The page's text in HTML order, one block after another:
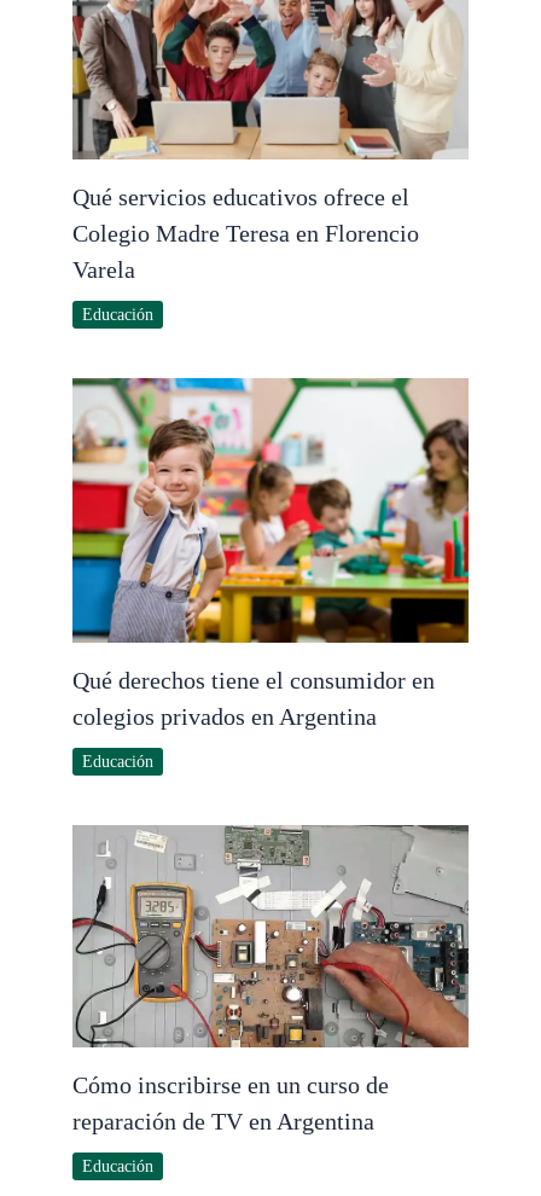
Qué servicios educativos ofrece el
Colegio Madre Teresa en Florencio
Varela
Educación
Qué derechos tiene el consumidor en
colegios privados en Argentina
Educación
Cómo inscribirse en un curso de
reparación de TV en Argentina
Educación